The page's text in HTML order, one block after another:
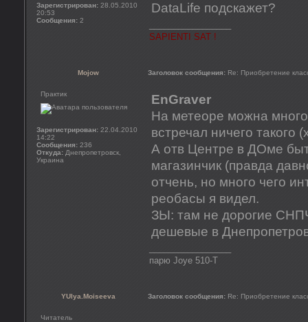
Зарегистрирован: 28.05.2010
20:53
Сообщения: 2
DataLife подскажет?
SAPIENTI SAT !
Mojow Заголовок сообщения: Re: Приобретение
Практик
Зарегистрирован: 22.04.2010
14:22
Сообщения: 236
Откуда: Днепропетровск,
Украина
EnGraver
На метеоре можна много
встречал ничего такого
А отв Центре в ДОме
магазинчик (правда
отчень, но много чего
реобасы я видел.
ЗЫ: там не дорогие
дешевые в
парю Joye 510-T
YUlya.Moiseeva Заголовок сообщения: Re: Приобретение
Читатель